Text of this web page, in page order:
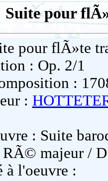
Suite pour
pour flÃ»te
: Op. 2/1
:
:
: Suite
majeur /
à l'oeuvre :